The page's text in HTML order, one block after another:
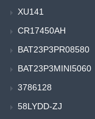
XU141
CR17450AH
BAT23P3PR08580
BAT23P3MINI5060
3786128
58LYDD-ZJ